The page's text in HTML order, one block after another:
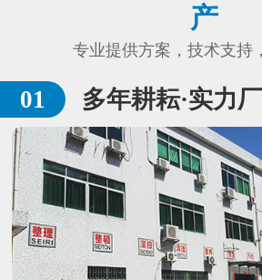
产
专业提供方案，技术支持
多年耕耘·实力